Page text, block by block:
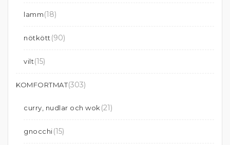
lamm(18)
nötkött (90)
vilt(15)
KOMFORTMAT(303)
curry, nudlar och wok (21)
gnocchi(15)